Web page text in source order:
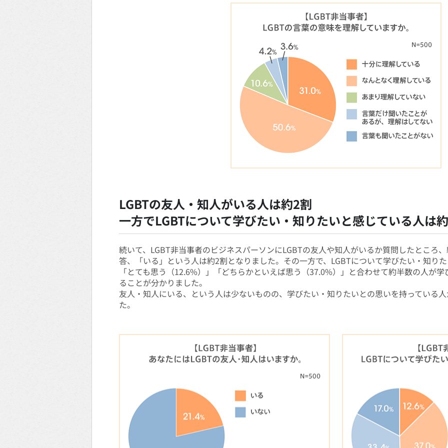
LGBTの友人・知人がいる人は約2割
一方でLGBTについて学びたい・知りたいと感じている人は
続いて、LGBT非当事者のビジネスパーソンにLGBTの友人や知人がいるか質問したところ
答、「いる」という人は約2割となりました。その一方で、LGBTについて学びたい・知り
「とても思う（12.6%）」「どちらかといえば思う（37.0%）」と合わせて約半数の人が
ることが分かりました。
友人・知人にいる、という人は少ないものの、学びたい・知りたいとの思いを持っている
た。